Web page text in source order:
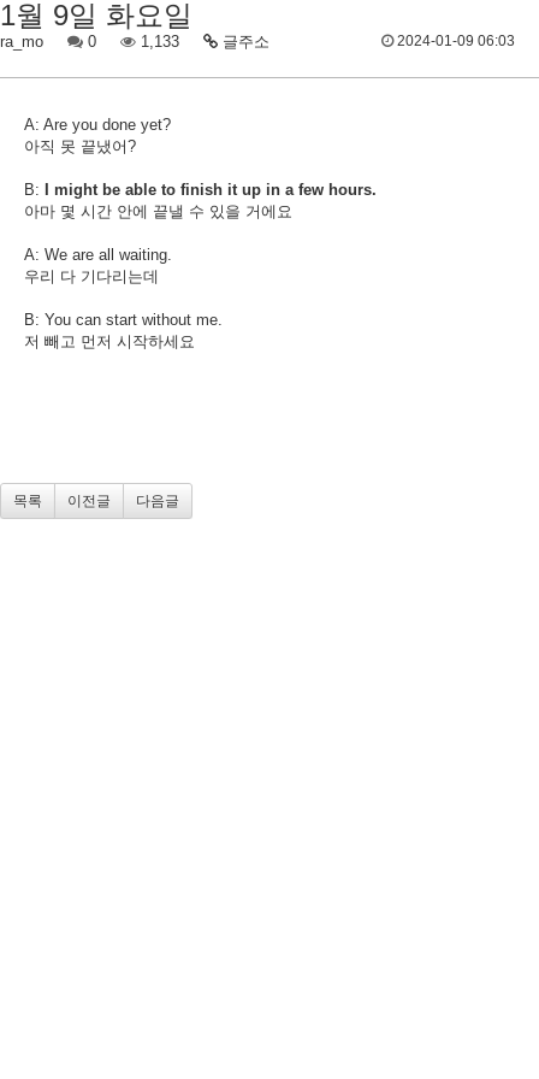
1월 9일 화요일
ra_mo 0 1,133 글주소 2024-01-09 06:03
A: Are you done yet?
아직 못 끝냈어?
B: I might be able to finish it up in a few hours.
아마 몇 시간 안에 끝낼 수 있을 거에요
A: We are all waiting.
우리 다 기다리는데
B: You can start without me.
저 빼고 먼저 시작하세요
목록 이전글 다음글